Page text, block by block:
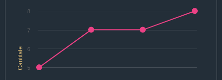
Cantitate 5
6
7
8